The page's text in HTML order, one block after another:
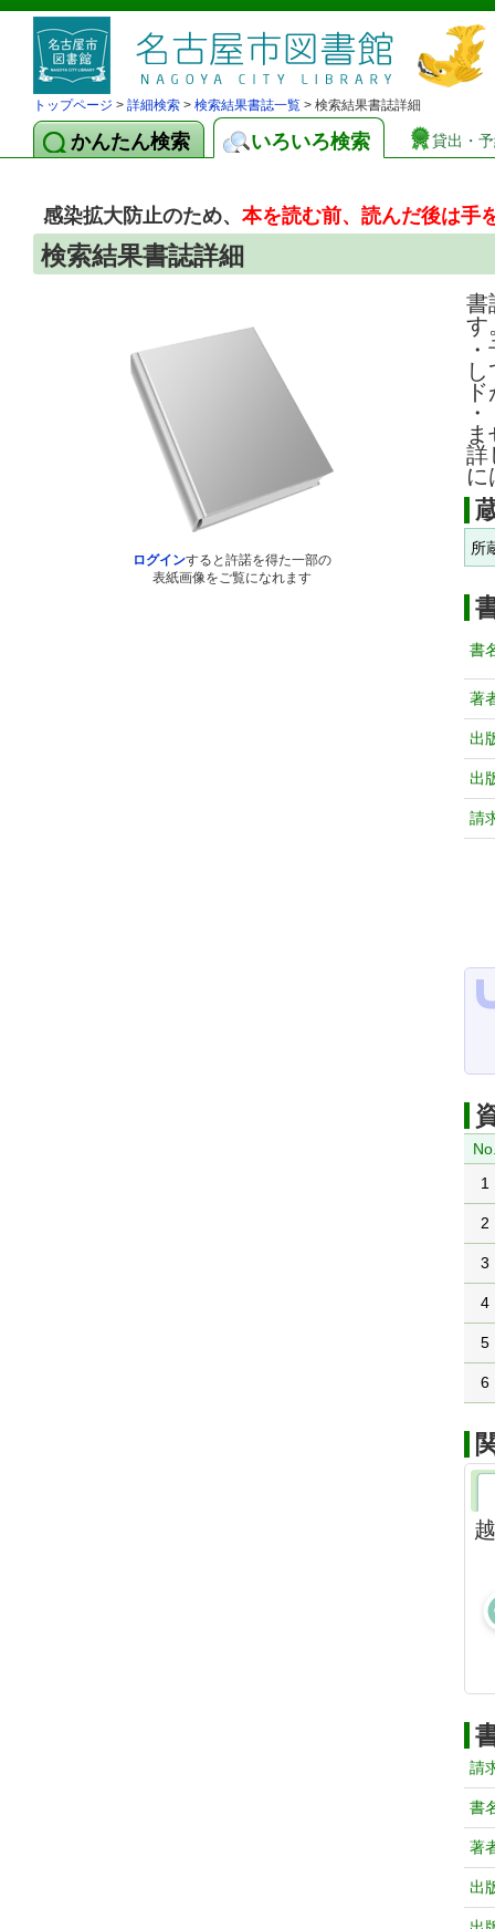
トップページ > 詳細検索 > 検索結果書誌一覧 > 検索結果書誌詳細
かんたん検索 いろいろ検索 貸出・
感染拡大防止のため、本を読む前、読んだ後は手
検索結果書誌詳細
ログインすると許諾を得た一部の
表紙画像をご覧になれます
書
す
詳
に
所
書
著
出
出
請
1
2
3
4
5
6
請
書
著
出